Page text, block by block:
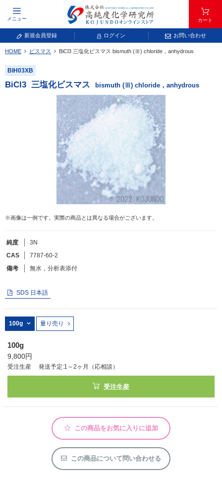
メニュー カート
新規会員登録 ログイン お問い合わせ
元素記号で検索する
元素周期表をタップすると、拡大表示されます。拡大した表から元素記号をタップ
し、一覧へ移動してください。
青色が取り扱い対象元素です。
常温常圧で気体であり、弊社では取り扱いしておりません。
放射性元素または人工元素であり、弊社では取り扱いしておりません。
キーワードで検索する
カタログコードで検索
和名・英名で検索
カテゴリで検索する
化合物
化学教材・オリジナルグッズ
HOME ビスマス BiCl3 三塩化ビスマス bismuth (Ⅲ) chloride，anhydrous
BIH03XB
BiCl3 三塩化ビスマス bismuth (Ⅲ) chloride，anhydrous
※画像は一例です。実際の商品とは異なる場合がございます。
純度
3N
CAS
7787-60-2
備考
無水，分析表添付
SDS 日本語
100g 量り売り
100g
9,800円
受注生産 発送予定:1～2ヶ月（応相談）
受注生産
この商品をお気に入りに追加
この商品について問い合わせる